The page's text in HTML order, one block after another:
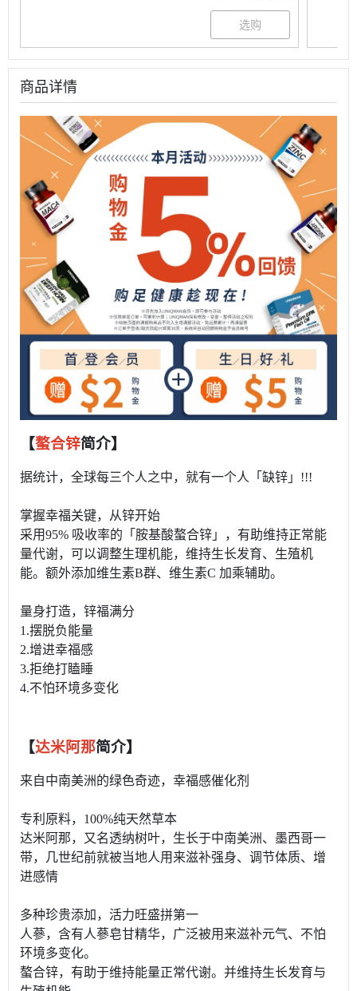
商品详情
【螯合锌简介】
据统计，全球每三个人之中，就有一个人「缺锌」!!!
掌握幸福关键，从锌开始
采用95% 吸收率的「胺基酸螯合锌」，有助维持正常能
量代谢，可以调整生理机能，维持生长发育、生殖机
能。额外添加维生素B群、维生素C 加乘辅助。
量身打造，锌福满分
1.摆脱负能量
2.增进幸福感
3.拒绝打瞌睡
4.不怕环境多变化
【达米阿那简介】
来自中南美洲的绿色奇迹，幸福感催化剂
专利原料，100%纯天然草本
达米阿那，又名透纳树叶，生长于中南美洲、墨西哥一
带，几世纪前就被当地人用来滋补强身、调节体质、增
进感情
多种珍贵添加，活力旺盛拼第一
人蔘，含有人蔘皂甘精华，广泛被用来滋补元气、不怕
环境多变化。
螯合锌，有助于维持能量正常代谢。并维持生长发育与